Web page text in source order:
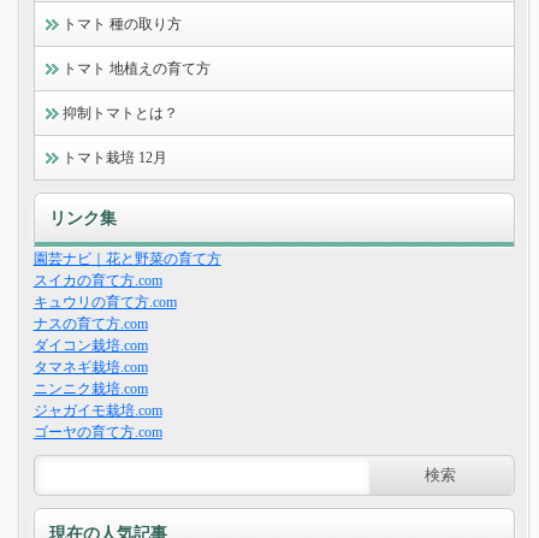
トマト 種の取り方
トマト 地植えの育て方
抑制トマトとは？
トマト栽培 12月
リンク集
園芸ナビ｜花と野菜の育て方
スイカの育て方.com
キュウリの育て方.com
ナスの育て方.com
ダイコン栽培.com
タマネギ栽培.com
ニンニク栽培.com
ジャガイモ栽培.com
ゴーヤの育て方.com
現在の人気記事